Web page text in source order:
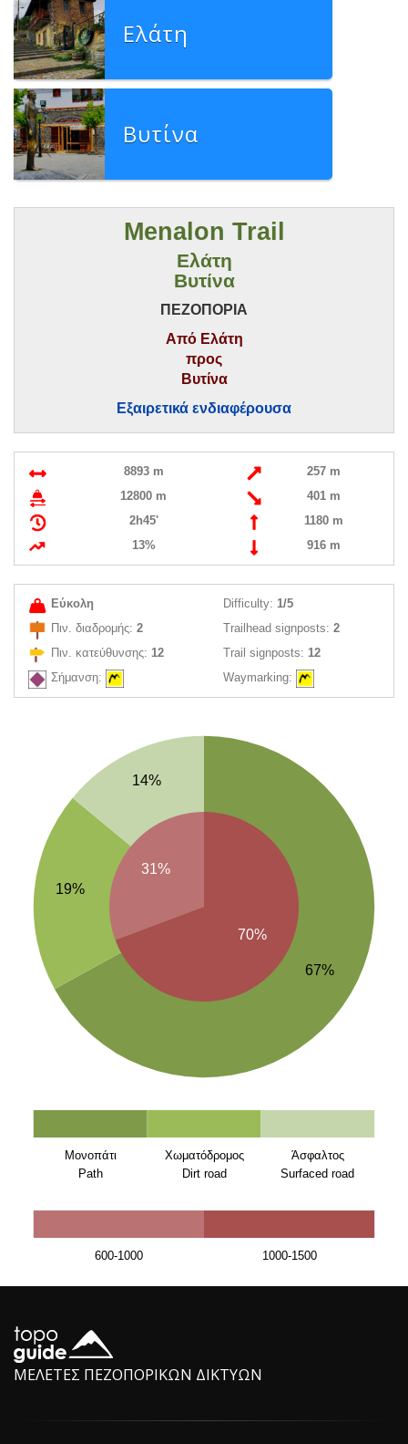
Ελάτη
Βυτίνα
Menalon Trail
Ελάτη
Βυτίνα
ΠΕΖΟΠΟΡΙΑ
Από Ελάτη
προς
Βυτίνα
Εξαιρετικά ενδιαφέρουσα
8893 m
257 m
12800 m
401 m
2h45'
1180 m
13%
916 m
Εύκολη Difficulty: 1/5
Πιν. διαδρομής: 2 Trailhead signposts: 2
Πιν. κατεύθυνσης: 12 Trail signposts: 12
Σήμανση:
Waymarking:
67%
19%
14%
Μονοπάτι Χωματόδρομος
Άσφαλτος
Path
Dirt road Surfaced road
31%
70%
600-1000 1000-1500
ΜΕΛΕΤΕΣ ΠΕΖΟΠΟΡΙΚΩΝ ΔΙΚΤΥΩΝ